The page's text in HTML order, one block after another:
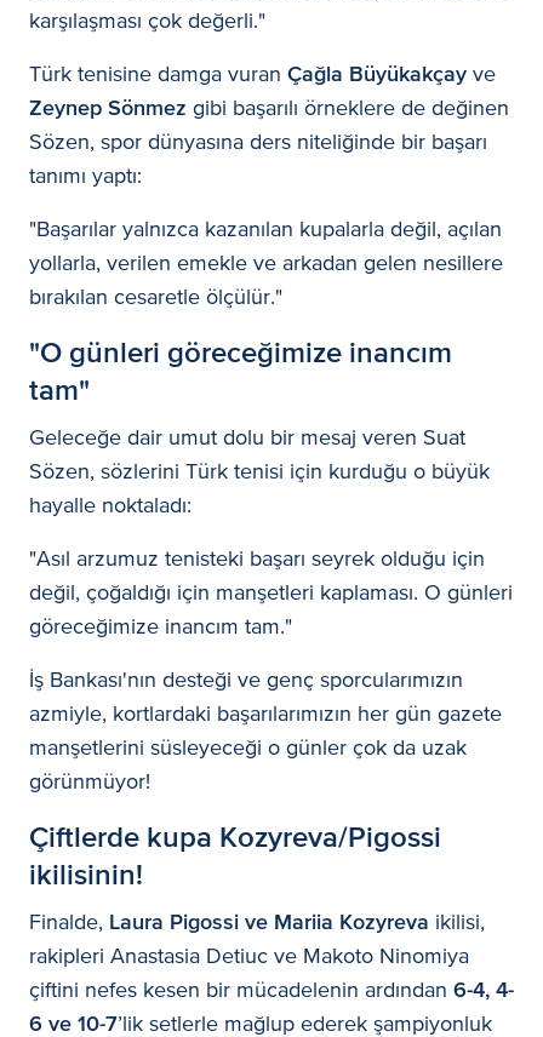
karşılaşması çok değerli."
Türk tenisine damga vuran Çağla Büyükakçay ve
Zeynep Sönmez gibi başarılı örneklere de değinen
Sözen, spor dünyasına ders niteliğinde bir başarı
tanımı yaptı:
"Başarılar yalnızca kazanılan kupalarla değil, açılan
yollarla, verilen emekle ve arkadan gelen nesillere
bırakılan cesaretle ölçülür."
"O günleri göreceğimize inancım
tam"
Geleceğe dair umut dolu bir mesaj veren Suat
Sözen, sözlerini Türk tenisi için kurduğu o büyük
hayalle noktaladı:
"Asıl arzumuz tenisteki başarı seyrek olduğu için
değil, çoğaldığı için manşetleri kaplaması. O günleri
göreceğimize inancım tam."
İş Bankası'nın desteği ve genç sporcularımızın
azmiyle, kortlardaki başarılarımızın her gün gazete
manşetlerini süsleyeceği o günler çok da uzak
görünmüyor!
Çiftlerde kupa Kozyreva/Pigossi
ikilisinin!
Finalde, Laura Pigossi ve Mariia Kozyreva ikilisi,
rakipleri Anastasia Detiuc ve Makoto Ninomiya
çiftini nefes kesen bir mücadelenin ardından 6-4, 4-
6 ve 10-7’lik setlerle mağlup ederek şampiyonluk